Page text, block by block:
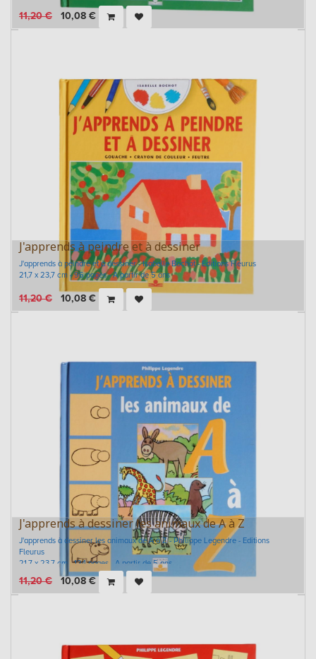
11,20€ 10,08 €
J'apprends à peindre et à dessiner
J'apprends à peindre et à dessiner - Isabelle Bochot - Editions Fleurus
21,7 x 23,7 cm - 96 pages - A partir de 5 ans
11,20€ 10,08 €
J'apprends à dessiner les animaux de A à Z
J'apprends à dessiner les animaux de A à Z - Philippe Legendre - Editions
Fleurus
21,7 x 23,7 cm - 124 pages - A partir de 5 ans
11,20€ 10,08 €